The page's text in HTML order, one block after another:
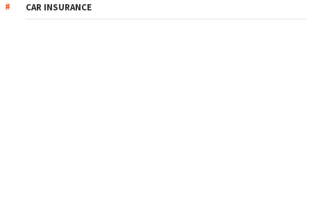
CAR INSURANCE